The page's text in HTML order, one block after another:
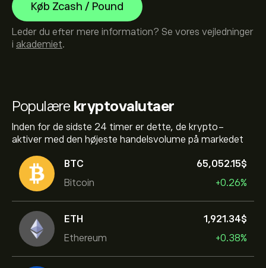
Populære kryptovalutaer
Inden for de sidste 24 timer er dette, de krypto-
aktiver med den højeste handelsvolume på markedet
BTC
Bitcoin
65,052.15‎$‎
+0.26%
ETH
Ethereum
1,921.34‎$‎
+0.38%
Køb Zcash / Pound
Leder du efter mere information? Se vores vejledninger
i akademiet.